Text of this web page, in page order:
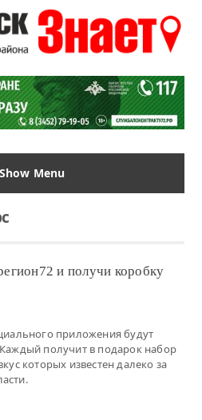
Show Menu
и получи коробку
приложения будут
получит в подарок набор
которых известен далеко за